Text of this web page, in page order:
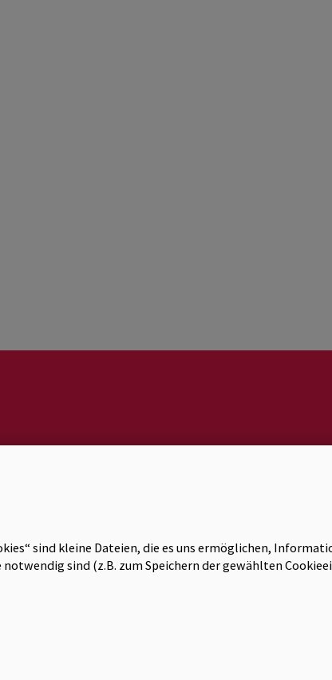
sind kleine Dateien, die es uns ermöglichen,
notwendig sind (z.B. zum Speichern der gewählten
Dokumentationsstelle Politischer Islam |